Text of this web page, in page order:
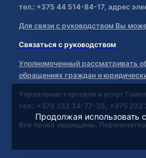
тел.: +375 44 514-84-17, адрес
Для связи с руководством Вы
Связаться с руководством
Уполномоченный рассматривать
обращениях граждан и
Управление торговли и услуг
тел.: +375 232 34-77-35, +375 232
Все права защищены.
Продолжая использовать